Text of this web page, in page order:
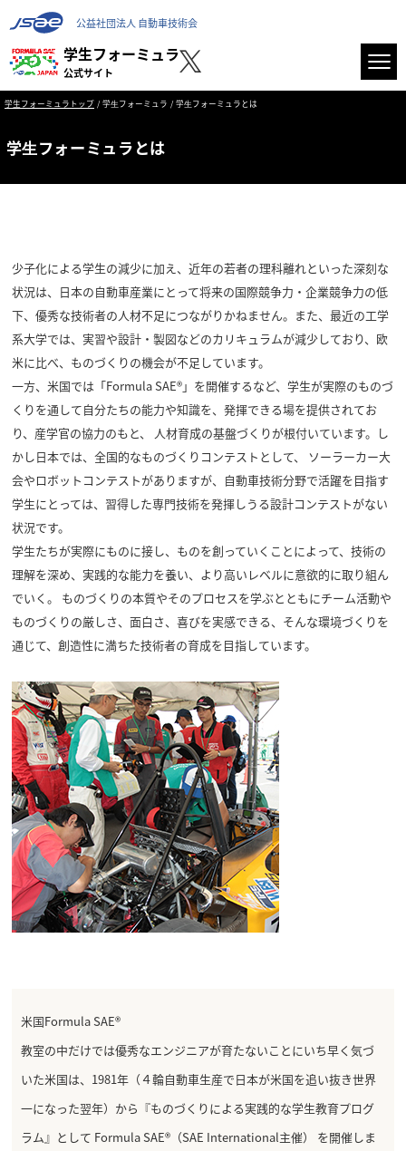
学生フォーミュラ
公式サイト
公益社団法人 自動車技術会
学生フォーミュラトップ 学⽣フォーミュラ 学⽣フォーミュラとは
学⽣フォーミュラとは
少子化による学生の減少に加え、近年の若者の理科離れといった深刻な
状況は、日本の自動車産業にとって将来の国際競争力・企業競争力の低
下、優秀な技術者の人材不足につながりかねません。また、最近の工学
系大学では、実習や設計・製図などのカリキュラムが減少しており、欧
米に比べ、ものづくりの機会が不足しています。
一方、米国では「Formula SAE®」を開催するなど、学生が実際のものづ
くりを通して自分たちの能力や知識を、発揮できる場を提供されてお
り、産学官の協力のもと、 人材育成の基盤づくりが根付いています。し
かし日本では、全国的なものづくりコンテストとして、 ソーラーカー大
会やロボットコンテストがありますが、自動車技術分野で活躍を目指す
学生にとっては、習得した専門技術を発揮しうる設計コンテストがない
状況です。
学生たちが実際にものに接し、ものを創っていくことによって、技術の
理解を深め、実践的な能力を養い、より高いレベルに意欲的に取り組ん
でいく。 ものづくりの本質やそのプロセスを学ぶとともにチーム活動や
ものづくりの厳しさ、面白さ、喜びを実感できる、そんな環境づくりを
通じて、創造性に満ちた技術者の育成を目指しています。
米国Formula SAE®
教室の中だけでは優秀なエンジニアが育たないことにいち早く気づ
いた米国は、1981年（４輪自動車生産で日本が米国を追い抜き世界
一になった翌年）から『ものづくりによる実践的な学生教育プログ
ラム』として Formula SAE®（SAE International主催） を開催しま